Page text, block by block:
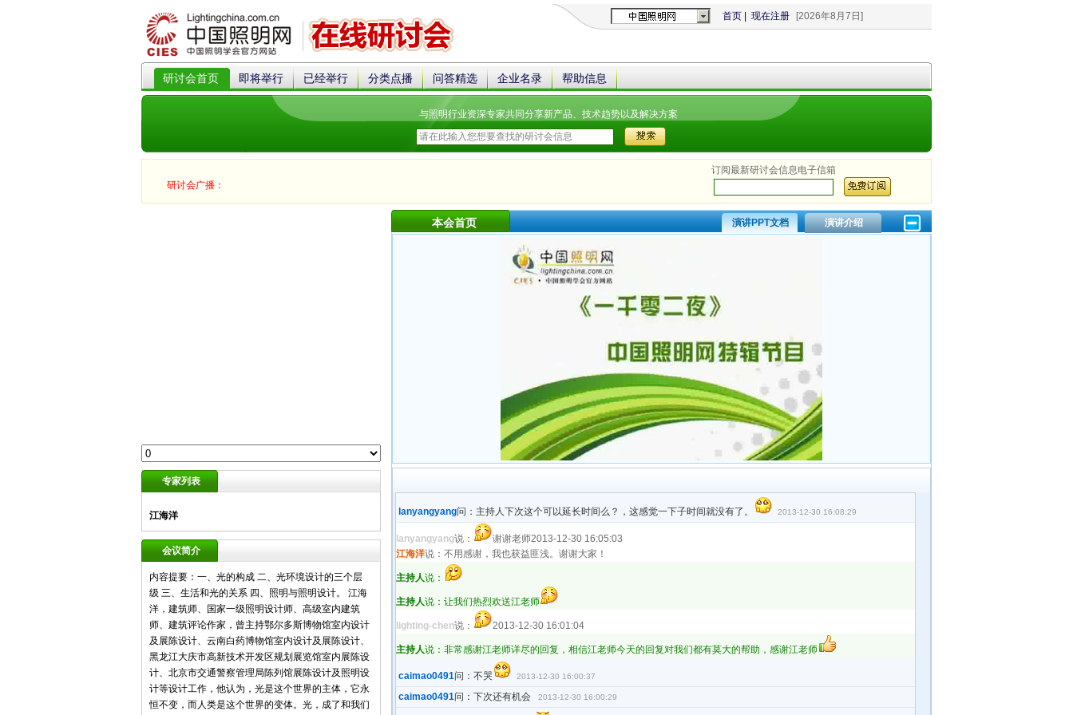
首页 现在注册 [2026年8月7日]
研讨会首页 即将举行 已经举行 分类点播 问答精选 企业名录 帮助信息
与照明行业资深专家共同分享新产品、技术趋势以及解决方案
研讨会广播：
订阅最新研讨会信息电子信箱
专家列表
江海洋
会议简介
内容提要：一、光的构成 二、光环境设计的三个层
级 三、生活和光的关系 四、照明与照明设计。 江海
洋，建筑师、国家一级照明设计师、高级室内建筑
师、建筑评论作家，曾主持鄂尔多斯博物馆室内设计
及展陈设计、云南白药博物馆室内设计及展陈设计、
黑龙江大庆市高新技术开发区规划展览馆室内展陈设
计、北京市交通警察管理局陈列馆展陈设计及照明设
计等设计工作，他认为，光是这个世界的主体，它永
恒不变，而人类是这个世界的变体。光，成了和我们
本会首页 演讲PPT文档 演讲介绍
lanyangyang问：主持人下次这个可以延长时间么？，这感觉一下子时间就没有了。 2013-12-30 16:08:29
lanyangyang说： 谢谢老师2013-12-30 16:05:03
江海洋说：不用感谢，我也获益匪浅。谢谢大家！
主持人说：
主持人说：让我们热烈欢送江老师
lighting-chen说： 2013-12-30 16:01:04
主持人说：非常感谢江老师详尽的回复，相信江老师今天的回复对我们都有莫大的帮助，感谢江老师
caimao0491问：不哭 2013-12-30 16:00:37
caimao0491问：下次还有机会 2013-12-30 16:00:29